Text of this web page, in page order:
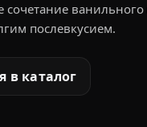
сочетание
послевкусием.
в каталог